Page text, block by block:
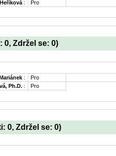
: Pro
0, Zdržel se: 0)
Mariánek :
Pro
Ph.D. : Pro
0, Zdržel se: 0)